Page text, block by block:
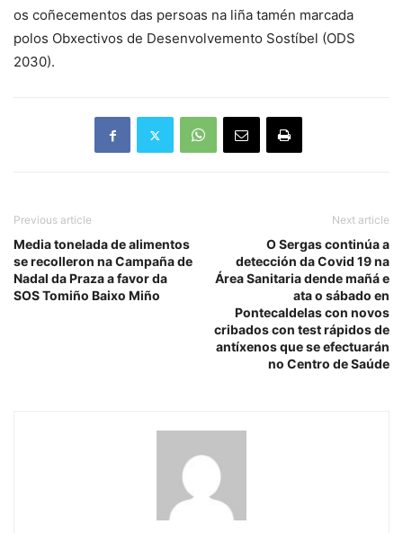
os coñecementos das persoas na liña tamén marcada
polos Obxectivos de Desenvolvemento Sostíbel (ODS
2030).
Previous article
Media tonelada de alimentos
se recolleron na Campaña de
Nadal da Praza a favor da
SOS Tomiño Baixo Miño
Next article
O Sergas continúa a
detección da Covid 19 na
Área Sanitaria dende mañá e
ata o sábado en
Pontecaldelas con novos
cribados con test rápidos de
antíxenos que se efectuarán
no Centro de Saúde